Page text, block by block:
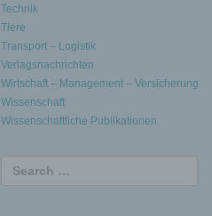
Technik
Tiere
Transport – Logistik
Verlagsnachrichten
Wirtschaft – Management – Versicherung
Wissenschaft
Wissenschaftliche Publikationen